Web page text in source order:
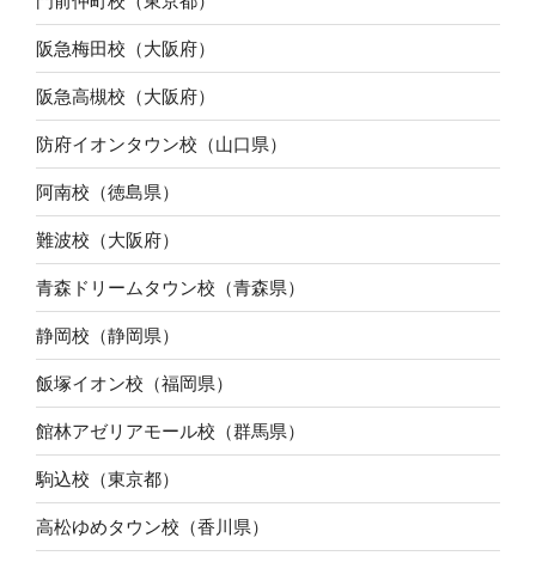
阪急梅田校（大阪府）
阪急高槻校（大阪府）
防府イオンタウン校（山口県）
阿南校（徳島県）
難波校（大阪府）
青森ドリームタウン校（青森県）
静岡校（静岡県）
飯塚イオン校（福岡県）
館林アゼリアモール校（群馬県）
駒込校（東京都）
高松ゆめタウン校（香川県）